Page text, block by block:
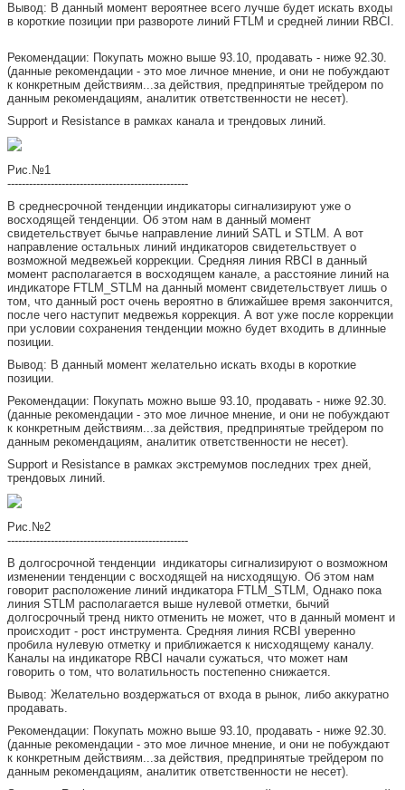
Вывод: В данный момент вероятнее всего лучше будет искать входы
в короткие позиции при развороте линий FTLM и средней линии RBCI.
Рекомендации: Покупать можно выше 93.10, продавать - ниже 92.30.
(данные рекомендации - это мое личное мнение, и они не побуждают
к конкретным действиям...за действия, предпринятые трейдером по
данным рекомендациям, аналитик ответственности не несет).
Support и Resistance в рамках канала и трендовых линий.
Рис.№1
--------------------------------------------------
В среднесрочной тенденции индикаторы сигнализируют уже о
восходящей тенденции. Об этом нам в данный момент
свидетельствует бычье направление линий SATL и STLM. А вот
направление остальных линий индикаторов свидетельствует о
возможной медвежьей коррекции. Средняя линия RBCI в данный
момент располагается в восходящем канале, а расстояние линий на
индикаторе FTLM_STLM на данный момент свидетельствует лишь о
том, что данный рост очень вероятно в ближайшее время закончится,
после чего наступит медвежья коррекция. А вот уже после коррекции
при условии сохранения тенденции можно будет входить в длинные
позиции.
Вывод: В данный момент желательно искать входы в короткие
позиции.
Рекомендации: Покупать можно выше 93.10, продавать - ниже 92.30.
(данные рекомендации - это мое личное мнение, и они не побуждают
к конкретным действиям...за действия, предпринятые трейдером по
данным рекомендациям, аналитик ответственности не несет).
Support и Resistance в рамках экстремумов последних трех дней,
трендовых линий.
Рис.№2
--------------------------------------------------
В долгосрочной тенденции индикаторы сигнализируют о возможном
изменении тенденции с восходящей на нисходящую. Об этом нам
говорит расположение линий индикатора FTLM_STLM, Однако пока
линия STLM располагается выше нулевой отметки, бычий
долгосрочный тренд никто отменить не может, что в данный момент и
происходит - рост инструмента. Средняя линия RCBI уверенно
пробила нулевую отметку и приближается к нисходящему каналу.
Каналы на индикаторе RBCI начали сужаться, что может нам
говорить о том, что волатильность постепенно снижается.
Вывод: Желательно воздержаться от входа в рынок, либо аккуратно
продавать.
Рекомендации: Покупать можно выше 93.10, продавать - ниже 92.30.
(данные рекомендации - это мое личное мнение, и они не побуждают
к конкретным действиям...за действия, предпринятые трейдером по
данным рекомендациям, аналитик ответственности не несет).